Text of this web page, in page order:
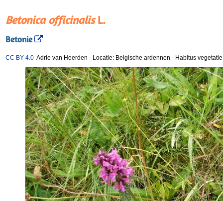
Betonica officinalisL.
Betonie
CC BY 4.0 Adrie van Heerden - Locatie: Belgische ardennen - Habitus vegetatie